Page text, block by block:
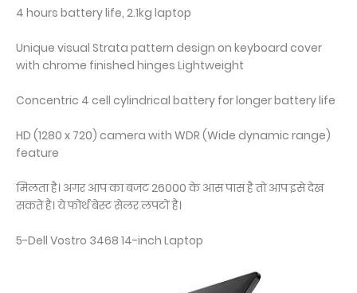
4 hours battery life, 2.1kg laptop
Unique visual Strata pattern design on keyboard cover
with chrome finished hinges Lightweight
Concentric 4 cell cylindrical battery for longer battery life
HD (1280 x 720) camera with WDR (Wide dynamic range)
feature
मिलता है। अगर आप का बजट 26000 के आस पास है तो आप इसे देख
सकते है। ये फोर्थ बेस्ट सेलर लपटों है।
5-Dell Vostro 3468 14-inch Laptop